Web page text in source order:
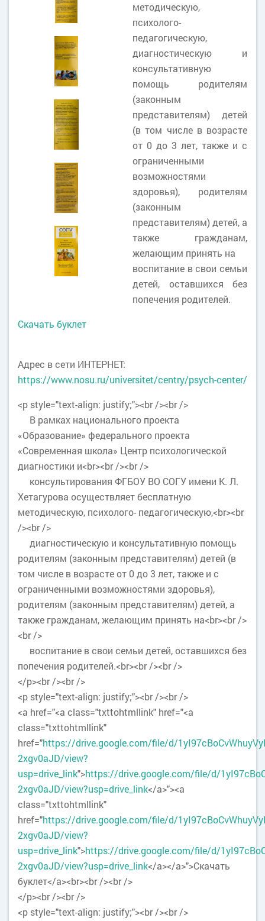
методическую,
психолого-
педагогическую,
диагностическую и
консультативную
помощь родителям
(законным
представителям) детей
(в том числе в возрасте
от 0 до 3 лет, также и с
ограниченными
возможностями
здоровья), родителям
(законным
представителям) детей, а
также гражданам,
желающим принять на
воспитание в свои семьи
детей, оставшихся без
попечения родителей.
Скачать буклет
Адрес в сети ИНТЕРНЕТ:
https://www.nosu.ru/universitet/centry/psych-center/
<p style="text-align: justify;"><br /><br />
В рамках национального проекта
«Образование» федерального проекта
«Современная школа» Центр психологической
диагностики и<br><br /><br />
консультирования ФГБОУ ВО СОГУ имени К. Л.
Хетагурова осуществляет бесплатную
методическую, психолого- педагогическую,<br><br
/><br />
диагностическую и консультативную помощь
родителям (законным представителям) детей (в
том числе в возрасте от 0 до 3 лет, также и с
ограниченными возможностями здоровья),
родителям (законным представителям) детей, а
также гражданам, желающим принять на<br><br />
<br />
воспитание в свои семьи детей, оставшихся без
попечения родителей.<br><br /><br />
</p><br /><br />
<p style="text-align: justify;"><br /><br />
<a href="<a class="txttohtmllink" href="<a
class="txttohtmllink"
href="https://drive.google.com/file/d/
2xgv0aJD/view?
usp=drive_link">https://drive.google.com/file/d/
2xgv0aJD/view?usp=drive_link</a>"><a
class="txttohtmllink"
href="https://drive.google.com/file/d/
2xgv0aJD/view?
usp=drive_link">https://drive.google.com/file/d/
2xgv0aJD/view?usp=drive_link</a></a>">Скачать
буклет</a><br><br /><br />
</p><br /><br />
<p style="text-align: justify;"><br /><br />